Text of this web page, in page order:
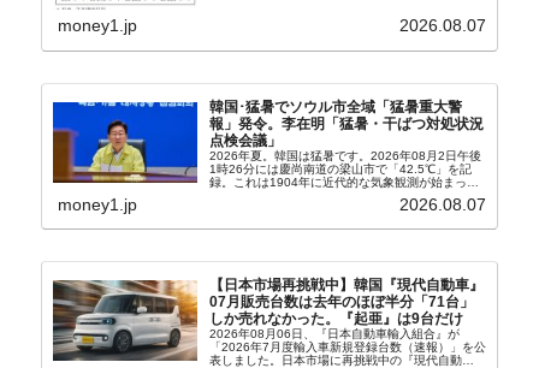
2.8％上昇（06月は3.2％）となり、上昇率は前...
money1.jp 2026.08.07
韓国･猛暑でソウル市全域「猛暑重大警
報」発令。李在明「猛暑・干ばつ対処状況
点検会議」
2026年夏。韓国は猛暑です。2026年08月2日午後
1時26分には慶尚南道の梁山市で「42.5℃」を記
録。これは1904年に近代的な気象観測が始まって
ウル市全域への「猛暑重大警報」が発令され...
money1.jp 2026.08.07
【日本市場再挑戦中】韓国『現代自動車』
07月販売台数は去年のほぼ半分「71台」
しか売れなかった。『起亜』は9台だけ
2026年08月06日、『日本自動車輸入組合』が
「2026年7月度輸入車新規登録台数（速報）」を公
表しました。日本市場に再挑戦中の『現代自動